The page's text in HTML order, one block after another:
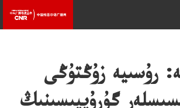
رۇسىيە زۇڭتۇڭى